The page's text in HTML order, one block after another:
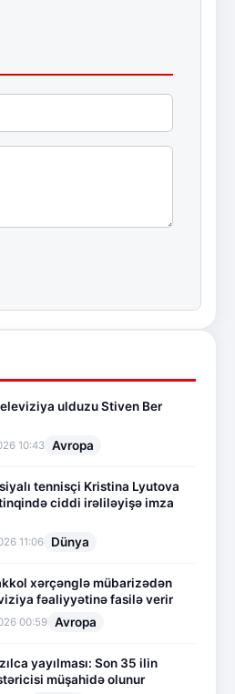
televiziya ulduzu Stiven Ber
10:43 Avropa
tennisçi Kristina Lyutova
ciddi irəliləyişə imza
11:06 Dünya
xərçənglə mübarizədən
fəaliyyətinə fasilə verir
00:59 Avropa
yayılması: Son 35 ilin
müşahidə olunur